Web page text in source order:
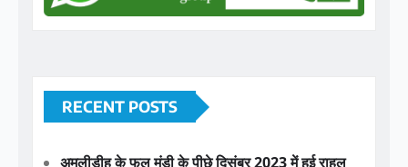
न्यायाधीश बृजेश राय की कोर्ट ने तीन आरोपियों को हत्या के
मामले में दोषी ठहराया